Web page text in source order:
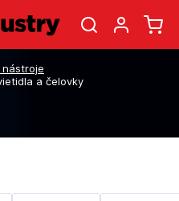
nástroje
a čelovky